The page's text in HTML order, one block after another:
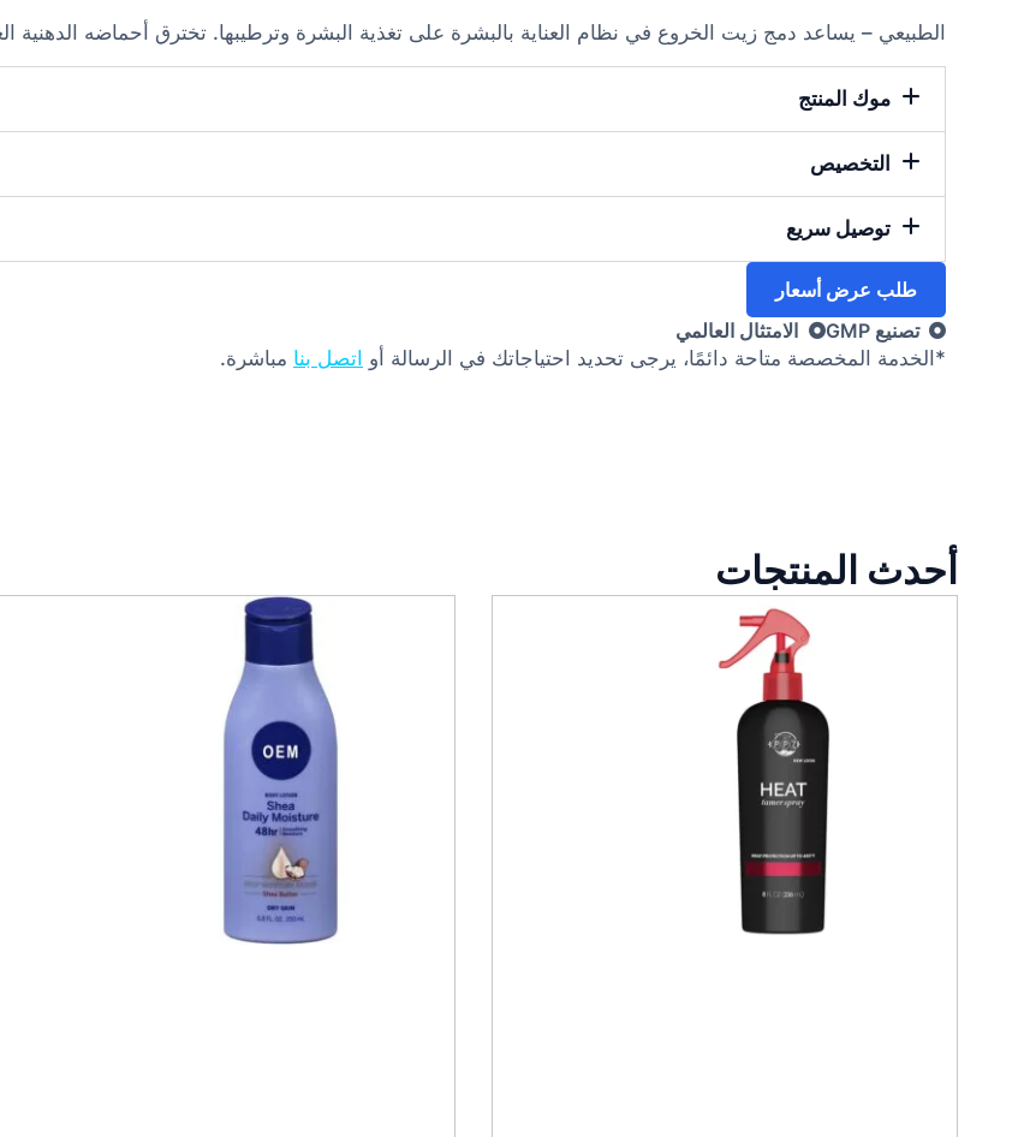
الطبيعي – يساعد دمج زيت الخروع في نظام العناية بالبشرة على تغذية البشرة وترطيبها. تخترق أحماضه
موك المنتج
التخصيص
توصيل سريع
طلب عرض أسعار
تصنيع GMP
الامتثال العالمي
*الخدمة المخصصة متاحة دائمًا، يرجى تحديد احتياجاتك في الرسالة أو اتصل بنا مباشرة.
أحدث المنتجات